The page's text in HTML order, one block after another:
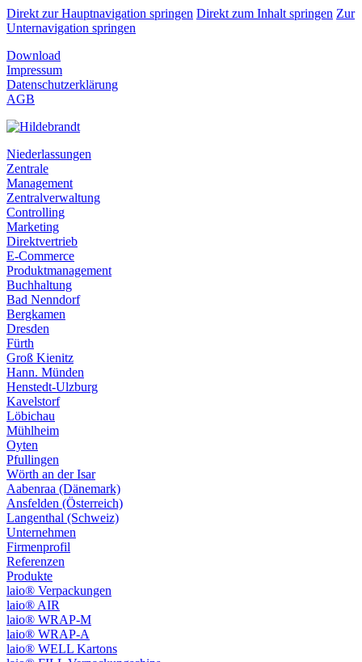
Direkt zur Hauptnavigation springen Direkt zum Inhalt springen Zur
Unternavigation springen
Download
Impressum
Datenschutzerklärung
AGB
Niederlassungen
Zentrale
Management
Zentralverwaltung
Controlling
Marketing
Direktvertrieb
E-Commerce
Produktmanagement
Buchhaltung
Bad Nenndorf
Bergkamen
Dresden
Fürth
Groß Kienitz
Hann. Münden
Henstedt-Ulzburg
Kavelstorf
Löbichau
Mühlheim
Oyten
Pfullingen
Wörth an der Isar
Aabenraa (Dänemark)
Ansfelden (Österreich)
Langenthal (Schweiz)
Unternehmen
Firmenprofil
Referenzen
Produkte
laio® Verpackungen
laio® AIR
laio® WRAP-M
laio® WRAP-A
laio® WELL Kartons